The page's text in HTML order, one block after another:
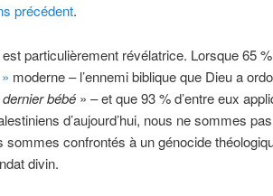
précédent.
particulièrement révélatrice. Lorsque 65
moderne – l’ennemi biblique que Dieu a
dernier bébé» – et que 93 % d’entre eux
d’aujourd’hui, nous ne sommes
sommes confrontés à un génocide
divin.